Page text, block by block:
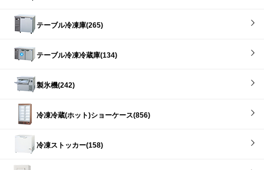
テーブル冷凍庫(265)
テーブル冷凍冷蔵庫(134)
製氷機(242)
冷凍冷蔵(ホット)ショーケース(856)
冷凍ストッカー(158)